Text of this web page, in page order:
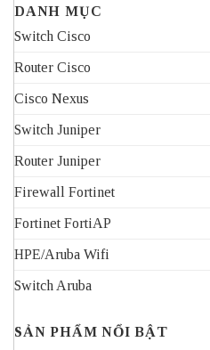
DANH MỤC
Switch Cisco
Router Cisco
Cisco Nexus
Switch Juniper
Router Juniper
Firewall Fortinet
Fortinet FortiAP
HPE/Aruba Wifi
Switch Aruba
SẢN PHẨM NỔI BẬT